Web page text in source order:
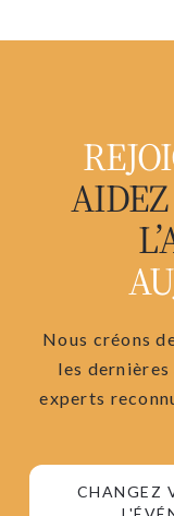
Nous créons
les
experts
CHANGEZ